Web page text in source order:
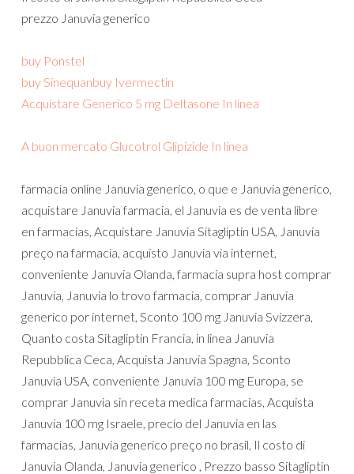
prezzo Januvia generico
buy Ponstel
buy Sinequanbuy Ivermectin
Acquistare Generico 5 mg Deltasone In linea
A buon mercato Glucotrol Glipizide In linea
farmacia online Januvia generico, o que e Januvia generico,
acquistare Januvia farmacia, el Januvia es de venta libre
en farmacias, Acquistare Januvia Sitagliptin USA, Januvia
preço na farmacia, acquisto Januvia via internet,
conveniente Januvia Olanda, farmacia supra host comprar
Januvia, Januvia lo trovo farmacia, comprar Januvia
generico por internet, Sconto 100 mg Januvia Svizzera,
Quanto costa Sitagliptin Francia, in linea Januvia
Repubblica Ceca, Acquista Januvia Spagna, Sconto
Januvia USA, conveniente Januvia 100 mg Europa, se
comprar Januvia sin receta medica farmacias, Acquista
Januvia 100 mg Israele, precio del Januvia en las
farmacias, Januvia generico preço no brasil, Il costo di
Januvia Olanda, Januvia generico , Prezzo basso Sitagliptin